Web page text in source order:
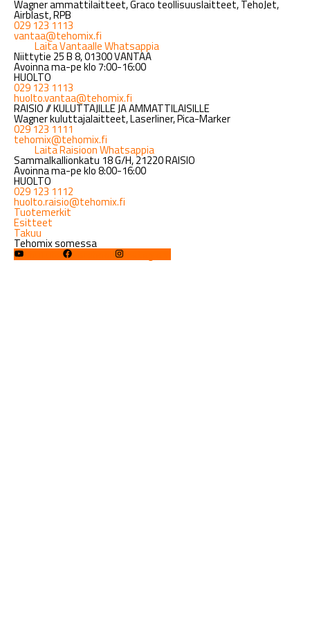
Wagner ammattilaitteet, Graco teollisuuslaitteet, TehoJet,
Airblast, RPB
029 123 1113
vantaa@tehomix.fi
Laita Vantaalle Whatsappia
Niittytie 25 B 8, 01300 VANTAA
Avoinna ma-pe klo 7:00-16:00
HUOLTO
029 123 1113
huolto.vantaa@tehomix.fi
RAISIO // KULUTTAJILLE JA AMMATTILAISILLE
Wagner kuluttajalaitteet, Laserliner, Pica-Marker
029 123 1111
tehomix@tehomix.fi
Laita Raisioon Whatsappia
Sammalkallionkatu 18 G/H, 21220 RAISIO
Avoinna ma-pe klo 8:00-16:00
HUOLTO
029 123 1112
huolto.raisio@tehomix.fi
Tuotemerkit
Esitteet
Takuu
Tehomix somessa